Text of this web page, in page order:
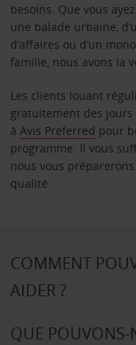
besoins. Que vous
une balade urbaine,
d’affaires ou d’un
famille, nous avons la
Les clients louant
gratuitement des
à Avis Preferred pour
programme. Il vous
nous vous
qualité.
COMMENT
AIDER ?
QUE POUVONS-